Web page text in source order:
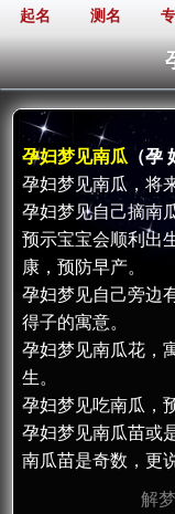
起名 测名
孕妇梦见南瓜 （孕
孕妇梦见南瓜，将
孕妇梦见自己摘南
预示宝宝会顺利出
康，预防早产。
孕妇梦见自己旁边
得子的寓意。
孕妇梦见南瓜花，
生。
孕妇梦见吃南瓜，
孕妇梦见南瓜苗或
南瓜苗是奇数，更
解